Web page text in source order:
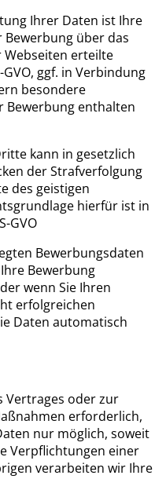
Ihrer Daten ist Ihre
über das
erteilte
ggf. in Verbindung
besondere
Bewerbung enthalten
kann in gesetzlich
der Strafverfolgung
des geistigen
hierfür ist in
GVO
Bewerbungsdaten
Bewerbung
wenn Sie Ihren
erfolgreichen
Daten automatisch
Vertrages oder zur
erforderlich,
nur möglich, soweit
Verpflichtungen einer
verarbeiten wir Ihre